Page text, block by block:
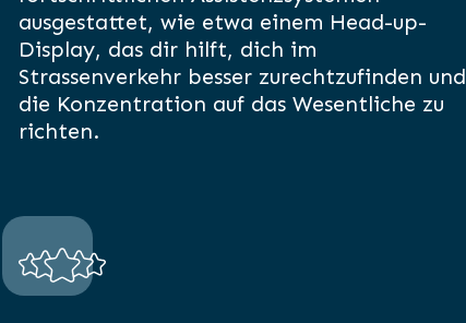
ausgestattet, wie etwa einem Head-up-
Display, das dir hilft, dich im
Strassenverkehr besser zurechtzufinden und
die Konzentration auf das Wesentliche zu
richten.